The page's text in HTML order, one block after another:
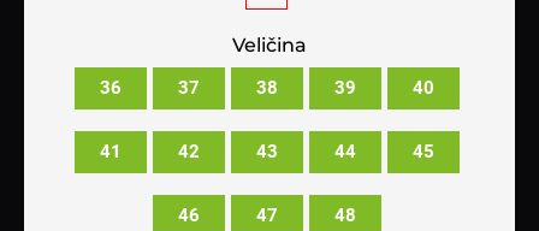
Veličina
36 37 38 39 40
41 42 43 44 45
46 47 48